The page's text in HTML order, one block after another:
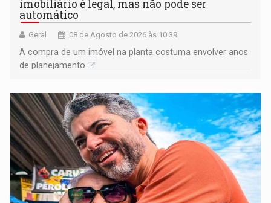
imobiliário é legal, mas não pode ser
automático
Geral 08 de Agosto de 2026 às 10:39
A compra de um imóvel na planta costuma envolver anos
de planejamento